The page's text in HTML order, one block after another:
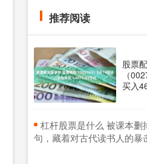
推荐阅读
股票
（
买入
杠杆股票是什么 被课本删
句，藏着对古代读书人的暴